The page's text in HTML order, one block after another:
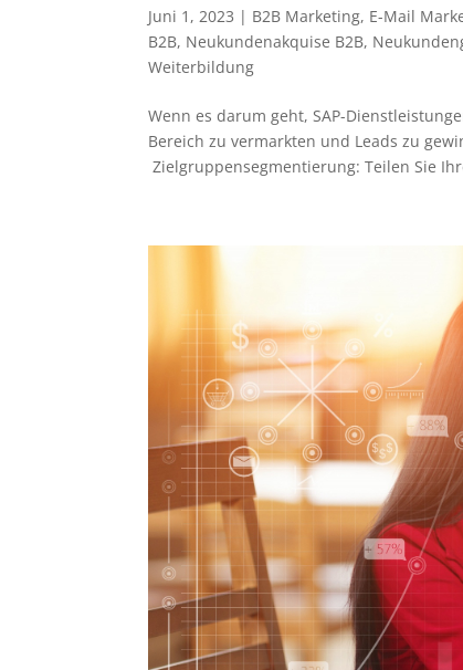
Juni 1, 2023 | B2B Marketing, E-Mail
B2B, Neukundenakquise B2B,
Weiterbildung
Wenn es darum geht, SAP-
Bereich zu vermarkten und Leads zu
Zielgruppensegmentierung: Teilen Sie